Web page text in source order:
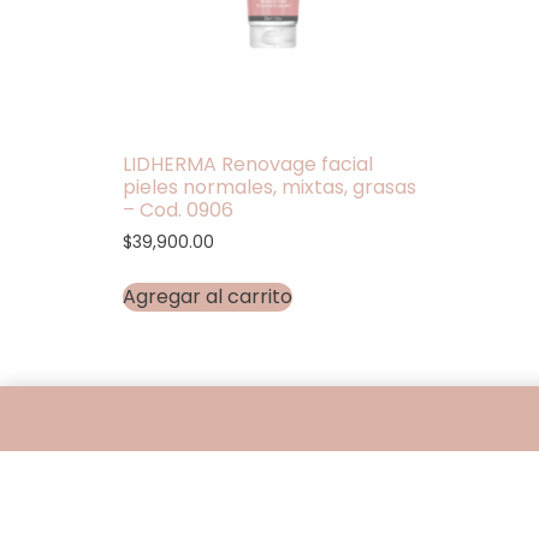
LIDHERMA Renovage facial
pieles normales, mixtas, grasas
– Cod. 0906
$39,900.00
Agregar al carrito